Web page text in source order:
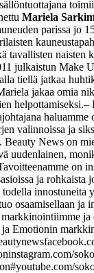
toimii
Mariela
parissa jo
tavallisten naisten
julkaistun Make
tiellä jatkaa
jakaa omia
helpottamiseksi.–
haluamme
valinnoissa ja
News on
uudenlainen,
on
ja rohkaista
innostuneita
osaamisellaan ja
ja
Emotionin
instagram.com/
youtube.com/